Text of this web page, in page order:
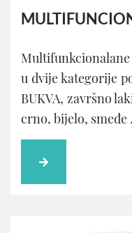
u dvije kategorije
BUKVA, završno
crno, bijelo,